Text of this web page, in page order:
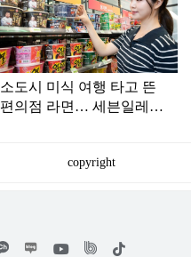
소도시 미식 여행 타고 뜬
편의점 라면… 세븐일레븐,
copyright
위
틱